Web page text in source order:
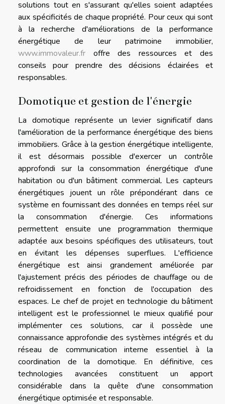
solutions tout en s'assurant qu'elles soient adaptées
aux spécificités de chaque propriété. Pour ceux qui sont
à la recherche d'améliorations de la performance
énergétique de leur patrimoine immobilier,
www.immovaleur.fr offre des ressources et des
conseils pour prendre des décisions éclairées et
responsables.
Domotique et gestion de l'énergie
La domotique représente un levier significatif dans
l'amélioration de la performance énergétique des biens
immobiliers. Grâce à la gestion énergétique intelligente,
il est désormais possible d'exercer un contrôle
approfondi sur la consommation énergétique d'une
habitation ou d'un bâtiment commercial. Les capteurs
énergétiques jouent un rôle prépondérant dans ce
système en fournissant des données en temps réel sur
la consommation d'énergie. Ces informations
permettent ensuite une programmation thermique
adaptée aux besoins spécifiques des utilisateurs, tout
en évitant les dépenses superflues. L'efficience
énergétique est ainsi grandement améliorée par
l'ajustement précis des périodes de chauffage ou de
refroidissement en fonction de l'occupation des
espaces. Le chef de projet en technologie du bâtiment
intelligent est le professionnel le mieux qualifié pour
implémenter ces solutions, car il possède une
connaissance approfondie des systèmes intégrés et du
réseau de communication interne essentiel à la
coordination de la domotique. En définitive, ces
technologies avancées constituent un apport
considérable dans la quête d'une consommation
énergétique optimisée et responsable.